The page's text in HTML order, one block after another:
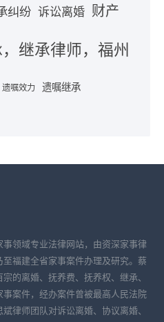
纠纷 诉讼离婚 财产
继承律师，福州
遗嘱效力 遗嘱继承
领域专业法律网站，由资深家事律
福建全省家事案件办理及研究。蔡
的离婚、抚养费、抚养权、继承、
案件，经办案件曾被最高人民法院
律师团队对诉讼离婚、协议离婚、